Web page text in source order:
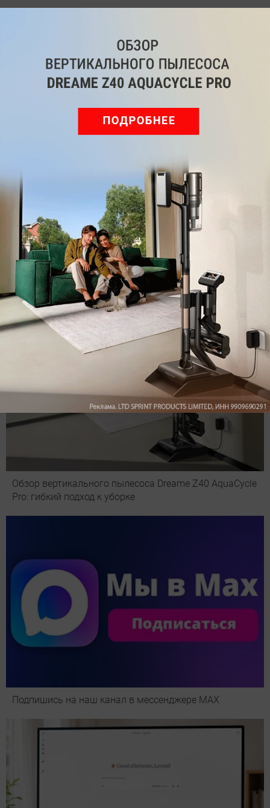
ВКонтакте Дзен
YouTube
Мы знаем, вам есть что сказать!
Войдитеили Зарегистрируйтесь
, чтобы
оставить комментарий
Рекомендуем
Обзор вертикального пылесоса Dreame Z40 AquaCycle
Pro: гибкий подход к уборке
Подпишись на наш канал в мессенджере МАХ